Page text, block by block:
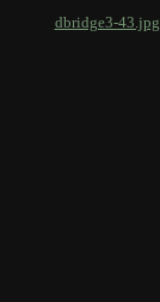
dbridge3-43.jpg